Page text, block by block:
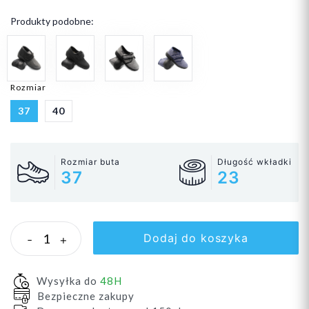
Produkty podobne:
Rozmiar
37 40
Rozmiar buta
37
Długość wkładki
23
- + Dodaj do koszyka
Wysyłka do 48H
Bezpieczne zakupy